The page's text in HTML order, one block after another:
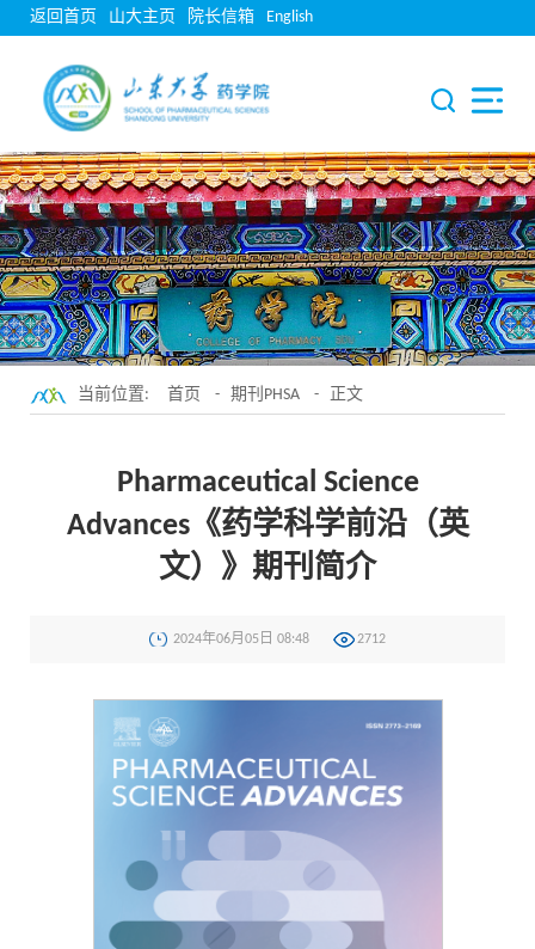
返回首页 山大主页 院长信箱 English
当前位置: 首页 - 期刊PHSA - 正文
Pharmaceutical Science
Advances《药学科学前沿（英
文）》期刊简介
2024年06月05日 08:48 2712